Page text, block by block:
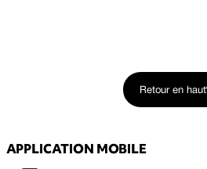
Retour en haut
APPLICATION MOBILE